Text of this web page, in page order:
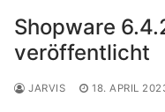
Shopware
veröffentlicht
JARVIS 18. APRIL